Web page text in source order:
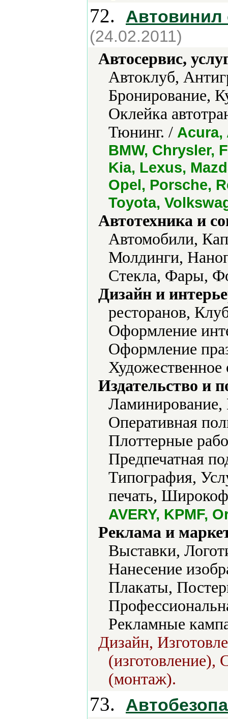
72. Автовинил
(24.02.2011)
Автосервис,
Автоклуб,
Бронирование,
Оклейка
Тюнинг. / Acura,
BMW, Chrysler,
Kia, Lexus,
Opel, Porsche,
Toyota,
Автотехника и
Автомобили,
Молдинги,
Стекла, Фары,
Дизайн и
ресторанов,
Оформление
Оформление
Издательство и
Ламинирование,
Оперативная
Плоттерные
Предпечатная
Типография,
печать,
AVERY, KPMF,
Реклама и
Выставки,
Нанесение
Плакаты,
Рекламные
Дизайн,
(изготовление),
(монтаж).
73.